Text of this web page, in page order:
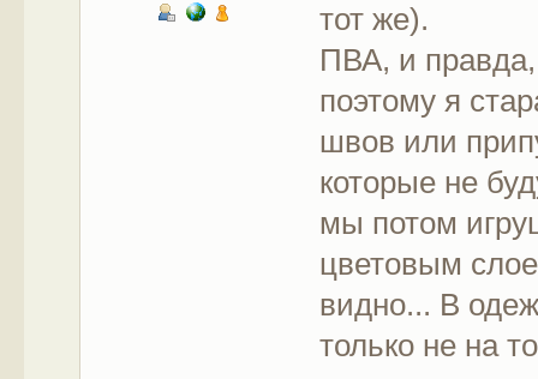
тот же).
ПВА, и
поэтому я
швов или
которые не
мы потом
цветовым
видно... В
только не на